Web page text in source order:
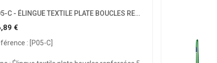
P05-C - ÉLINGUE TEXTILE PLATE BOUCLES RENFORCÉES - CMU 5T
€
: [P05-C]